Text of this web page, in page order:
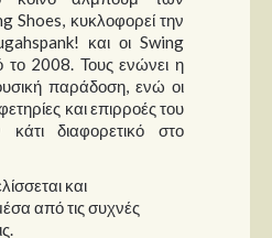
Shoes, κυκλοφορεί την
και οι Swing
το 2008. Τους ενώνει η
παράδοση, ενώ οι
και επιρροές του
διαφορετικό στο
και
από τις συχνές